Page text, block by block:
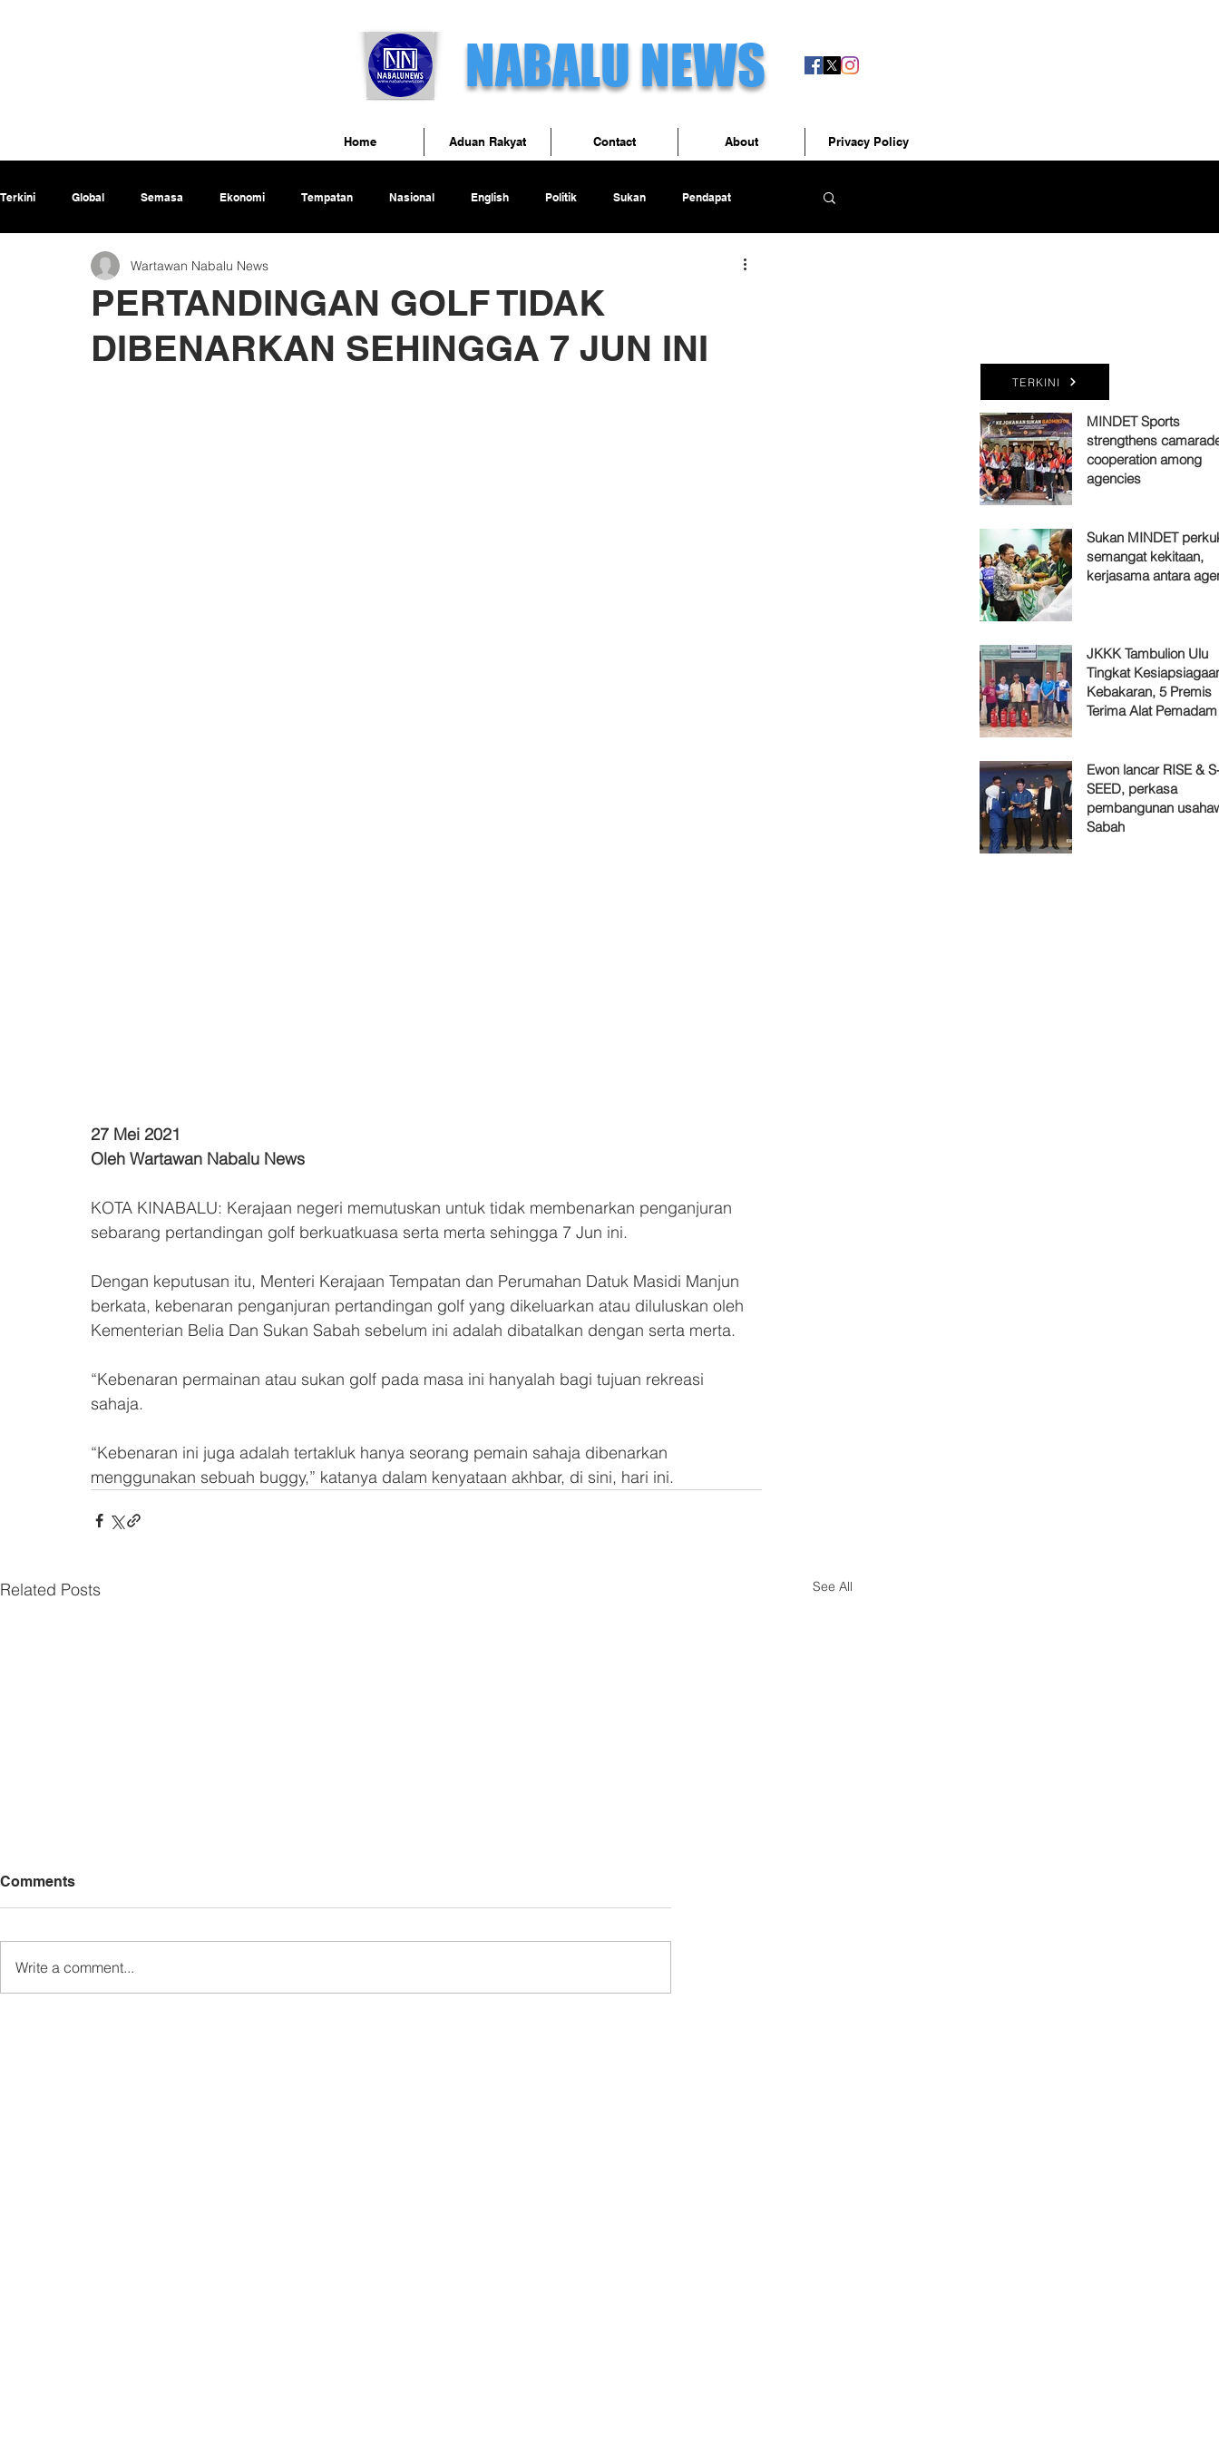
NABALU NEWS
Terkini Global Semasa Ekonomi Tempatan Nasional English Politik Sukan Pendapat
PERTANDINGAN GOLF TIDAK
DIBENARKAN SEHINGGA 7 JUN INI
Wartawan Nabalu News
27 Mei 2021
Oleh Wartawan Nabalu News
KOTA KINABALU: Kerajaan negeri memutuskan untuk tidak membenarkan penganjuran
sebarang pertandingan golf berkuatkuasa serta merta sehingga 7 Jun ini.
Dengan keputusan itu, Menteri Kerajaan Tempatan dan Perumahan Datuk Masidi Manjun
berkata, kebenaran penganjuran pertandingan golf yang dikeluarkan atau diluluskan oleh
Kementerian Belia Dan Sukan Sabah sebelum ini adalah dibatalkan dengan serta merta.
“Kebenaran permainan atau sukan golf pada masa ini hanyalah bagi tujuan rekreasi
sahaja.
“Kebenaran ini juga adalah tertakluk hanya seorang pemain sahaja dibenarkan
menggunakan sebuah buggy,” katanya dalam kenyataan akhbar, di sini, hari ini.
Related Posts See All
Comments
Write a comment...
TERKINI
MINDET Sports
strengthens
cooperation among
agencies
Sukan MINDET
semangat kekitaan,
kerjasama antara
JKKK Tambulion Ulu
Tingkat
Kebakaran, 5 Premis
Terima Alat
Ewon lancar RISE &
SEED, perkasa
pembangunan
Sabah
Home Aduan Rakyat Contact About Privacy Policy